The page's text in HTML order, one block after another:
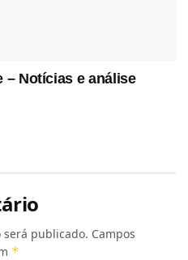
– Notícias e análise
será publicado. Campos
*